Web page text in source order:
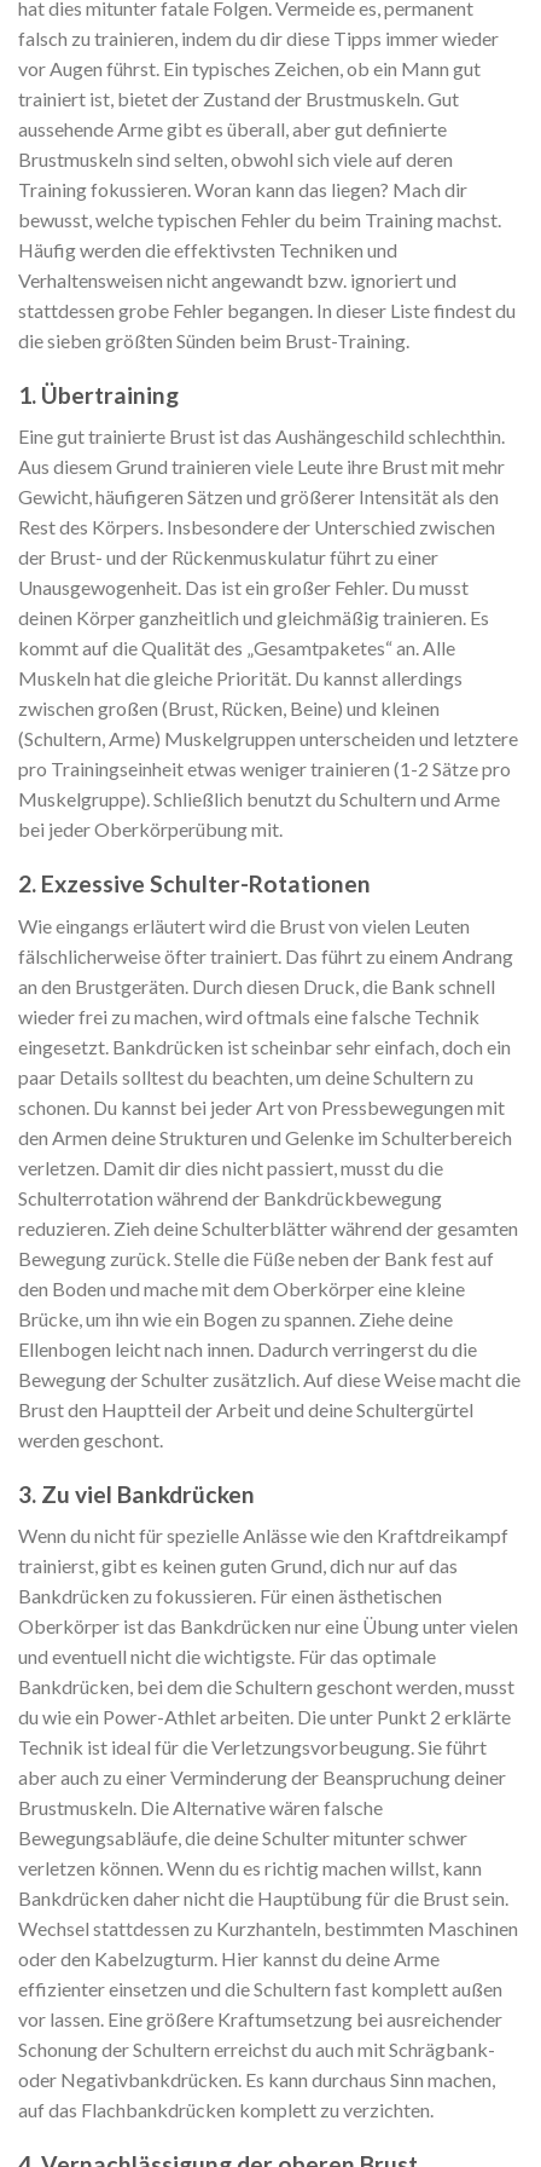
hat dies mitunter fatale Folgen. Vermeide es, permanent
falsch zu trainieren, indem du dir diese Tipps immer wieder
vor Augen führst. Ein typisches Zeichen, ob ein Mann gut
trainiert ist, bietet der Zustand der Brustmuskeln. Gut
aussehende Arme gibt es überall, aber gut definierte
Brustmuskeln sind selten, obwohl sich viele auf deren
Training fokussieren. Woran kann das liegen? Mach dir
bewusst, welche typischen Fehler du beim Training machst.
Häufig werden die effektivsten Techniken und
Verhaltensweisen nicht angewandt bzw. ignoriert und
stattdessen grobe Fehler begangen. In dieser Liste findest du
die sieben größten Sünden beim Brust-Training.
1. Übertraining
Eine gut trainierte Brust ist das Aushängeschild schlechthin.
Aus diesem Grund trainieren viele Leute ihre Brust mit mehr
Gewicht, häufigeren Sätzen und größerer Intensität als den
Rest des Körpers. Insbesondere der Unterschied zwischen
der Brust- und der Rückenmuskulatur führt zu einer
Unausgewogenheit. Das ist ein großer Fehler. Du musst
deinen Körper ganzheitlich und gleichmäßig trainieren. Es
kommt auf die Qualität des „Gesamtpaketes“ an. Alle
Muskeln hat die gleiche Priorität. Du kannst allerdings
zwischen großen (Brust, Rücken, Beine) und kleinen
(Schultern, Arme) Muskelgruppen unterscheiden und letztere
pro Trainingseinheit etwas weniger trainieren (1-2 Sätze pro
Muskelgruppe). Schließlich benutzt du Schultern und Arme
bei jeder Oberkörperübung mit.
2. Exzessive Schulter-Rotationen
Wie eingangs erläutert wird die Brust von vielen Leuten
fälschlicherweise öfter trainiert. Das führt zu einem Andrang
an den Brustgeräten. Durch diesen Druck, die Bank schnell
wieder frei zu machen, wird oftmals eine falsche Technik
eingesetzt. Bankdrücken ist scheinbar sehr einfach, doch ein
paar Details solltest du beachten, um deine Schultern zu
schonen. Du kannst bei jeder Art von Pressbewegungen mit
den Armen deine Strukturen und Gelenke im Schulterbereich
verletzen. Damit dir dies nicht passiert, musst du die
Schulterrotation während der Bankdrückbewegung
reduzieren. Zieh deine Schulterblätter während der gesamten
Bewegung zurück. Stelle die Füße neben der Bank fest auf
den Boden und mache mit dem Oberkörper eine kleine
Brücke, um ihn wie ein Bogen zu spannen. Ziehe deine
Ellenbogen leicht nach innen. Dadurch verringerst du die
Bewegung der Schulter zusätzlich. Auf diese Weise macht die
Brust den Hauptteil der Arbeit und deine Schultergürtel
werden geschont.
3. Zu viel Bankdrücken
Wenn du nicht für spezielle Anlässe wie den Kraftdreikampf
trainierst, gibt es keinen guten Grund, dich nur auf das
Bankdrücken zu fokussieren. Für einen ästhetischen
Oberkörper ist das Bankdrücken nur eine Übung unter vielen
und eventuell nicht die wichtigste. Für das optimale
Bankdrücken, bei dem die Schultern geschont werden, musst
du wie ein Power-Athlet arbeiten. Die unter Punkt 2 erklärte
Technik ist ideal für die Verletzungsvorbeugung. Sie führt
aber auch zu einer Verminderung der Beanspruchung deiner
Brustmuskeln. Die Alternative wären falsche
Bewegungsabläufe, die deine Schulter mitunter schwer
verletzen können. Wenn du es richtig machen willst, kann
Bankdrücken daher nicht die Hauptübung für die Brust sein.
Wechsel stattdessen zu Kurzhanteln, bestimmten Maschinen
oder den Kabelzugturm. Hier kannst du deine Arme
effizienter einsetzen und die Schultern fast komplett außen
vor lassen. Eine größere Kraftumsetzung bei ausreichender
Schonung der Schultern erreichst du auch mit Schrägbank-
oder Negativbankdrücken. Es kann durchaus Sinn machen,
auf das Flachbankdrücken komplett zu verzichten.